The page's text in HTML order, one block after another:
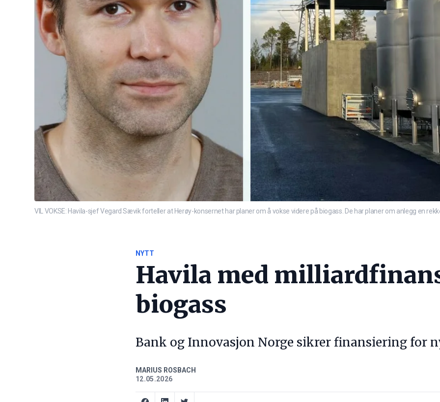
VIL VOKSE: Havila-sjef Vegard Sævik forteller at Herøy-konsernet har planer om å vokse videre på biogass. De har planer om anlegg en
NYTT
Havila med
biogass
Bank og Innovasjon Norge sikrer finansiering for
MARIUS ROSBACH
12.05.2026